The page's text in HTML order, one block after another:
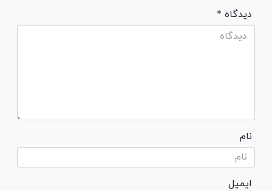
* دیدگاه
نام
ایمیل